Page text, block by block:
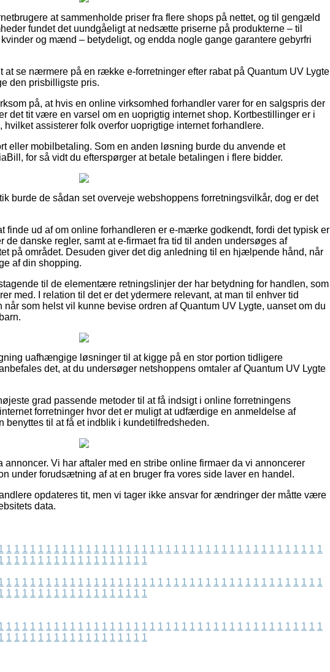
at sammenholde priser fra flere shops på nettet, og til gengæld
fundet det uundgåeligt at nedsætte priserne på produkterne – til
og mænd – betydeligt, og endda nogle gange garantere gebyrfri
at se nærmere på en række e-forretninger efter rabat på Quantum UV Lygte
den prisbilligste pris.
på, at hvis en online virksomhed forhandler varer for en salgspris der
det tit være en varsel om en uoprigtig internet shop. Kortbestillinger er i
hvilket assisterer folk overfor uoprigtige internet forhandlere.
eller mobilbetaling. Som en anden løsning burde du anvende et
for så vidt du efterspørger at betale betalingen i flere bidder.
burde de sådan set overveje webshoppens forretningsvilkår, dog er det
finde ud af om online forhandleren er e-mærke godkendt, fordi det typisk er
de danske regler, samt at e-firmaet fra tid til anden undersøges af
på området. Desuden giver det dig anledning til en hjælpende hånd, når
af din shopping.
til de elementære retningslinjer der har betydning for handlen, som
med. I relation til det er det ydermere relevant, at man til enhver tid
som helst vil kunne bevise ordren af Quantum UV Lygte, uanset om du
uafhængige løsninger til at kigge på en stor portion tidligere
det, at du undersøger netshoppens omtaler af Quantum UV Lygte
grad passende metoder til at få indsigt i online forretningens
forretninger hvor det er muligt at udfærdige en anmeldelse af
benyttes til at få et indblik i kundetilfredsheden.
Vi har aftaler med en stribe online firmaer da vi annoncerer
under forudsætning af at en bruger fra vores side laver en handel.
opdateres tit, men vi tager ikke ansvar for ændringer der måtte være
data.
1 1 1 1 1 1 1 1 1 1 1 1 1 1 1 1 1 1 1 1 1 1 1 1 1 1 1 1 1 1 1 1 1 1 1 1 1 1 1 1
1 1 1 1 1 1 1 1 1 1 1 1 1 1 1 1 1 1
1 1 1 1 1 1 1 1 1 1 1 1 1 1 1 1 1 1 1 1 1 1 1 1 1 1 1 1 1 1 1 1 1 1 1 1 1 1 1 1
1 1 1 1 1 1 1 1 1 1 1 1 1 1 1 1 1 1
1 1 1 1 1 1 1 1 1 1 1 1 1 1 1 1 1 1 1 1 1 1 1 1 1 1 1 1 1 1 1 1 1 1 1 1 1 1 1 1
1 1 1 1 1 1 1 1 1 1 1 1 1 1 1 1 1 1